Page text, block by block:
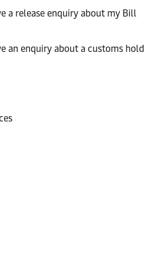
a release enquiry about my Bill
an enquiry about a customs hold